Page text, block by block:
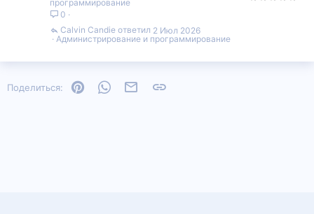
программирование
0
Администрирование и программирование
2 Июл 2026
Calvin Candie
Поделиться: PinterestWhatsAppЭлектронная почта